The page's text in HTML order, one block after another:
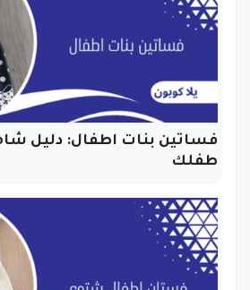
فساتين بنات اطفال: دليل
طفلك